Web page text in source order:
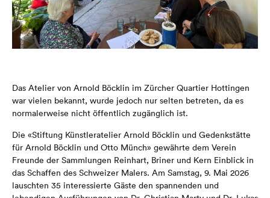
Das Atelier von Arnold Böcklin im Zürcher Quartier Hottingen
war vielen bekannt, wurde jedoch nur selten betreten, da es
normalerweise nicht öffentlich zugänglich ist.
Die «Stiftung Künstleratelier Arnold Böcklin und Gedenkstätte
für Arnold Böcklin und Otto Münch» gewährte dem Verein
Freunde der Sammlungen Reinhart, Briner und Kern Einblick in
das Schaffen des Schweizer Malers. Am Samstag, 9. Mai 2026
lauschten 35 interessierte Gäste den spannenden und